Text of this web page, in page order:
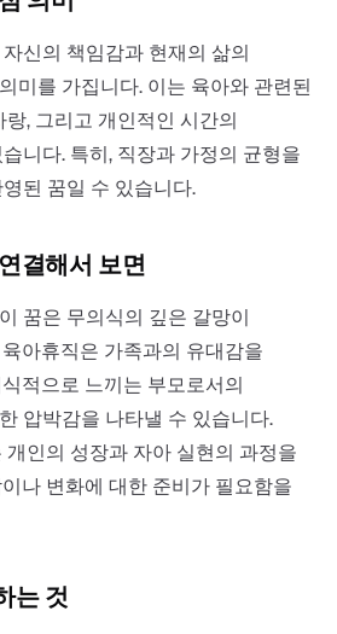
신의 책임감과 현재의 삶의
미를 가집니다. 이는 육아와 관련된
, 그리고 개인적인 시간의
니다. 특히, 직장과 가정의 균형을
된 꿈일 수 있습니다.
결해서 보면
꿈은 무의식의 깊은 갈망이
아휴직은 가족과의 유대감을
적으로 느끼는 부모로서의
압박감을 나타낼 수 있습니다.
인의 성장과 자아 실현의 과정을
나 변화에 대한 준비가 필요함을
는 것